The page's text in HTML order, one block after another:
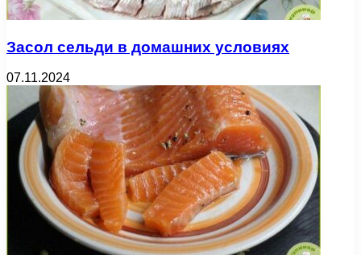
Засол сельди в домашних условиях
07.11.2024